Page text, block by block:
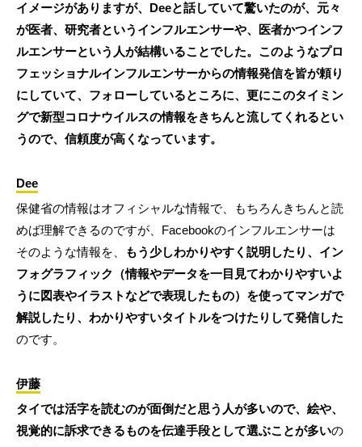
イメージがありますが、Deeと話していて驚いたのが、元々
が医者、研究者というインフルエンサーや、医者かつインフ
ルエンサーという人が結構いることでした。このようなプロ
フェッショナルインフルエンサーからの情報発信を皆が頼り
にしていて、フォローしているところに、更にこのタイミン
グで新型コロナウイルスの情報をきちんと流してくれるとい
うので、信頼度が高くなっています。
Dee
保健省の情報はオフィシャルな情報で、もちろんきちんと読
めば理解できるのですが、Facebookのインフルエンサーは
そのような情報を、
もう少しわかりやすく説明したり、イン
フォグラフィック（情報やデータを一目見てわかりやすいよ
うに図表やイラストなどで表現したもの）を使ってマンガで
解説したり、わかりやすいタイトルをつけたりして発信した
のです。
伊藤
タイでは活字を読むのが面倒だと思う人が多いので、絵や、
視覚的に訴求できるものを伝達手段として選ぶことが多いの